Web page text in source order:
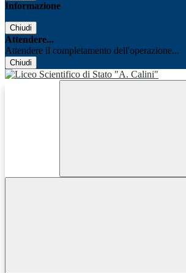
Informazione
Chiudi
Attendere...
Attendere il completamento dell'operazione...
Chiudi